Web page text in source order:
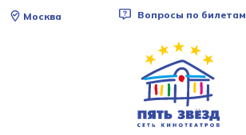
Москва Вопросы по билетам